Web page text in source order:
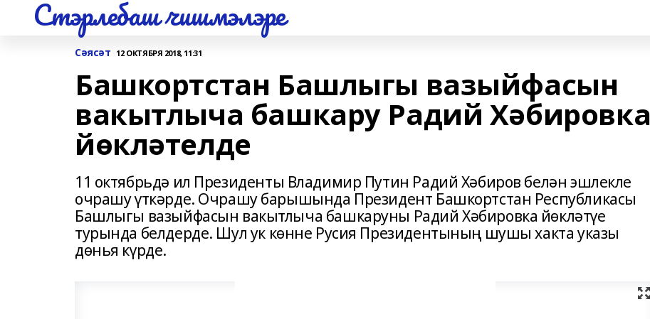
Стэрлебаш чишмэлэре
Сәясәт 12 ОКТЯБРЯ 2018, 11:31
Башкортстан Башлыгы вазыйфасын
вакытлыча башкару Радий Хәбировка
йөкләтелде
11 октябрьдә ил Президенты Владимир Путин Радий Хәбиров белән эшлекле
очрашу үткәрде. Очрашу барышында Президент Башкортстан Республикасы
Башлыгы вазыйфасын вакытлыча башкаруны Радий Хәбировка йөкләтүе
турында белдерде. Шул ук көнне Русия Президентының шушы хакта указы
дөнья күрде.